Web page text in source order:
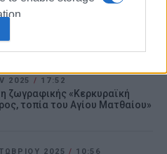
to enable storage
and fraud
protection.
2025
της Κέρκυρας, του Τάκη
2025 / 17:52
ζωγραφικής «Κερκυραϊκή
τοπία του Αγίου Ματθαίου»
2025 / 10:56